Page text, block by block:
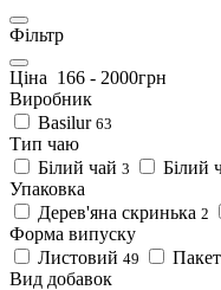
Фільтр
Ціна 166 - 2000грн
Виробник
Basilur 63
Тип чаю
Білий чай 3 Білий
Упаковка
Дерев'яна скринька 2
Форма випуску
Листовий 49
Вид добавок